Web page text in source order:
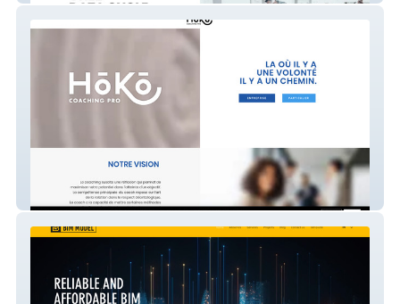
Hoko Agency